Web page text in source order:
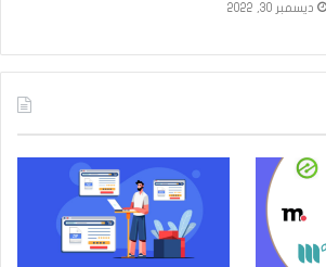
ديسمبر 30, 2022